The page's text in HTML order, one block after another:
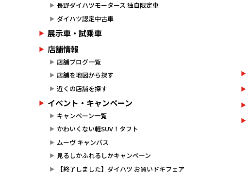
長野ダイハツモータース 独自限定車
ダイハツ認定中古車
展示車・試乗車
店舗情報
店舗ブログ一覧
店舗を地図から探す
近くの店舗を探す
イベント・キャンペーン
キャンペーン一覧
かわいくない軽SUV！タフト
ムーヴ キャンバス
見るしかふれるしかキャンペーン
【終了しました】ダイハツ お買いドキフェア